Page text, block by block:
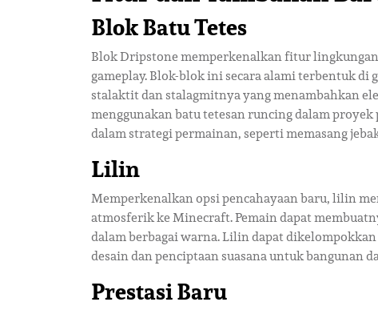
Blok Batu Tetes
Blok Dripstone memperkenalkan fitur
gameplay. Blok-blok ini secara alami terbentuk di
stalaktit dan stalagmitnya yang menambahkan
menggunakan batu tetesan runcing dalam
dalam strategi permainan, seperti memasang
Lilin
Memperkenalkan opsi pencahayaan baru, lilin
atmosferik ke Minecraft. Pemain dapat
dalam berbagai warna. Lilin dapat
desain dan penciptaan suasana untuk bangunan
Prestasi Baru